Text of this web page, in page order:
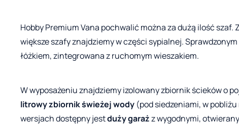
Hobby Premium Vana pochwalić można za dużą ilość
większe szafy znajdziemy w części sypialnej.
łóżkiem, zintegrowana z ruchomym wieszakiem.
W wyposażeniu znajdziemy izolowany zbiornik ścieków o
litrowy zbiornik świeżej wody (pod siedzeniami, w
wersjach dostępny jestduży garażz wygodnymi,